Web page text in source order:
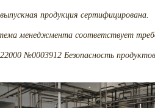
продукция сертифицирована.
менеджмента соответствует
№0003912 Безопасность